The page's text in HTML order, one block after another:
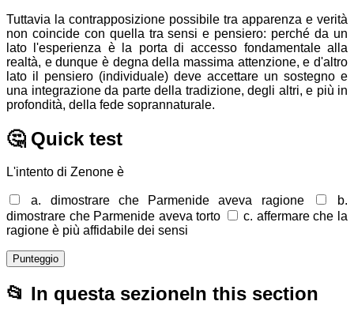
Tuttavia la contrapposizione possibile tra apparenza e verità
non coincide con quella tra sensi e pensiero: perché da un
lato l'esperienza è la porta di accesso fondamentale alla
realtà, e dunque è degna della massima attenzione, e d'altro
lato il pensiero (individuale) deve accettare un sostegno e
una integrazione da parte della tradizione, degli altri, e più in
profondità, della fede soprannaturale.
🤔Quick test
L'intento di Zenone è
a. dimostrare che Parmenide aveva ragione
b.
dimostrare che Parmenide aveva torto
c. affermare che la
ragione è più affidabile dei sensi
Punteggio
📂 In questa sezioneIn this section